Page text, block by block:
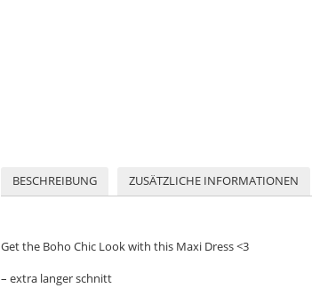
BESCHREIBUNG ZUSÄTZLICHE INFORMATIONEN
Get the Boho Chic Look with this Maxi Dress <3
– extra langer schnitt